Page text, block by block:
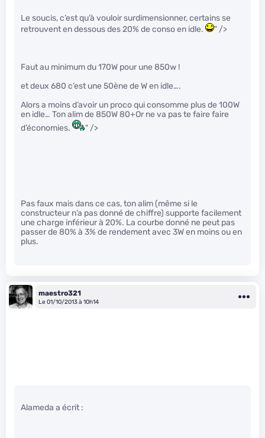
Le soucis, c’est qu’à vouloir surdimensionner, certains se
retrouvent en dessous des 20% de conso en idle.
" />
Faut au minimum du 170W pour une 850w !
et deux 680 c’est une 50ène de W en idle….
Alors a moins d’avoir un proco qui consomme plus de 100W
en idle… Ton alim de 850W 80+Or ne va pas te faire faire
d’économies.
" />
Pas faux mais dans ce cas, ton alim (même si le
constructeur n’a pas donné de chiffre) supporte facilement
une charge inférieur à 20%. La courbe donné ne peut pas
passer de 80% à 3% de rendement avec 3W en moins ou en
plus.
maestro321
Le 01/10/2013 à 10h14
Alameda a écrit :